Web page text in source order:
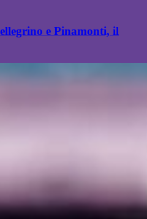
e Pinamonti, il